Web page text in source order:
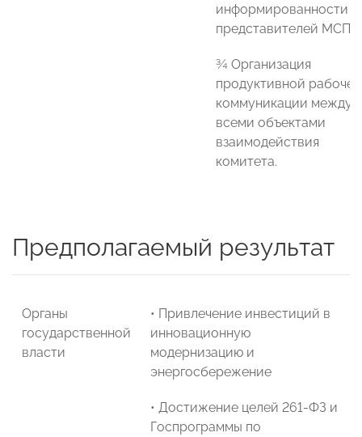
информированности
представителей МСП.
¾ Организация
продуктивной рабочей
коммуникации между
всеми объектами
взаимодействия
комитета.
Предполагаемый результат
Органы
государственной
власти
• Привлечение инвестиций в
инновационную
модернизацию и
энергосбережение
• Достижение целей 261-ФЗ и
Госпрограммы по